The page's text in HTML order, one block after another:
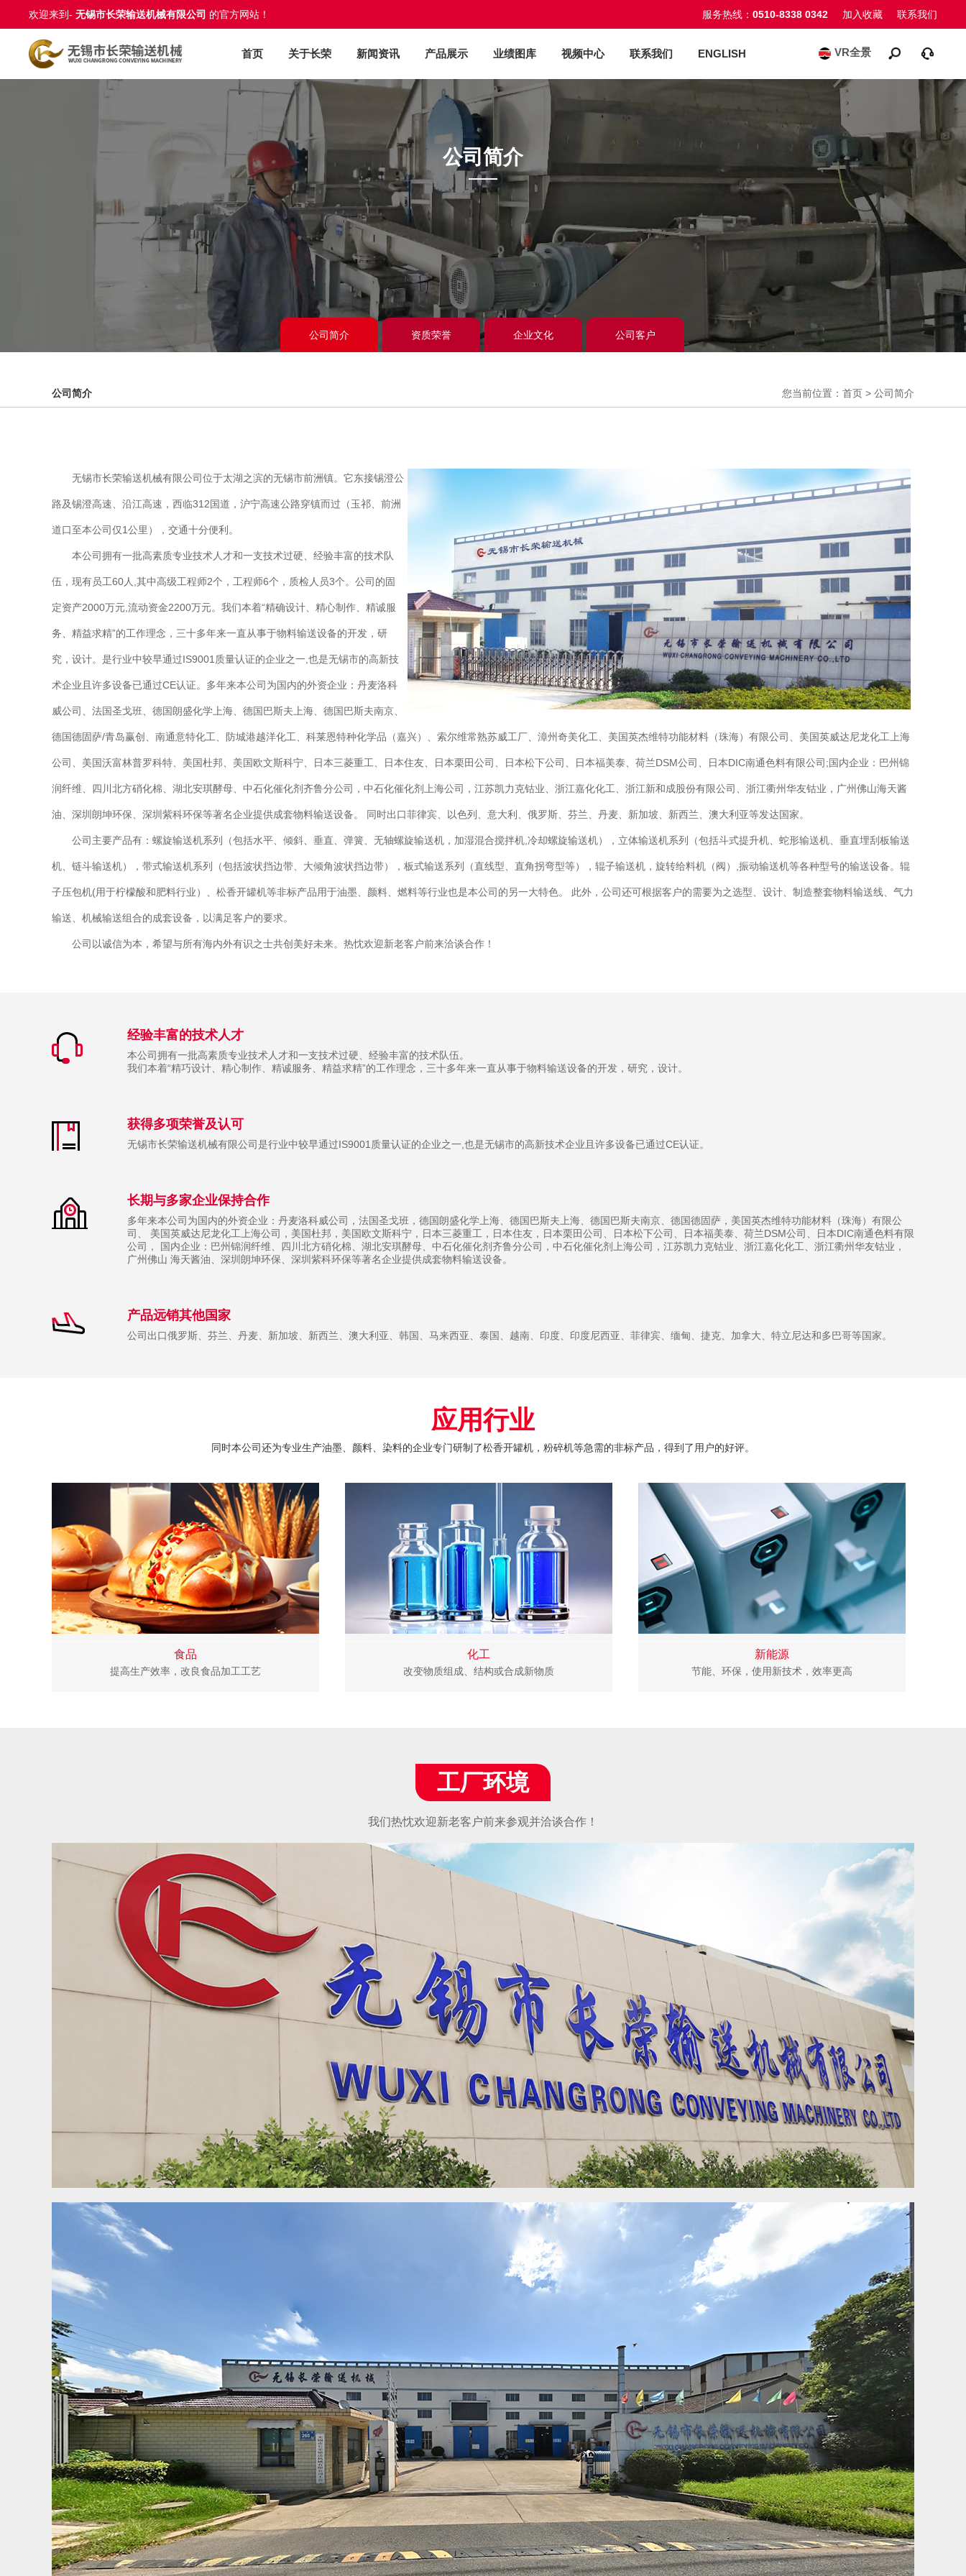
欢迎来到- 无锡市长荣输送机械有限公司 的官方网站！ 服务热线： 0510-8338 0342 加入收藏 联系我们
VR全景
首页 关于长荣 新闻资讯 产品展示 业绩图库 视频中心 联系我们 ENGLISH
公司简介
公司简介 资质荣誉 企业文化 公司客户
公司简介 您当前位置：首页 > 公司简介
无锡市长荣输送机械有限公司位于太湖之滨的无锡市前洲镇。它东接锡澄公
路及锡澄高速、沿江高速，西临312国道，沪宁高速公路穿镇而过（玉祁、前洲
道口至本公司仅1公里），交通十分便利。
本公司拥有一批高素质专业技术人才和一支技术过硬、经验丰富的技术队
伍，现有员工60人,其中高级工程师2个，工程师6个，质检人员3个。公司的固
定资产2000万元,流动资金2200万元。我们本着“精确设计、精心制作、精诚服
务、精益求精”的工作理念，三十多年来一直从事于物料输送设备的开发，研
究，设计。是行业中较早通过IS9001质量认证的企业之一,也是无锡市的高新技
术企业且许多设备已通过CE认证。多年来本公司为国内的外资企业：丹麦洛科
威公司、法国圣戈班、德国朗盛化学上海、德国巴斯夫上海、德国巴斯夫南京、
德国德固萨/青岛赢创、南通意特化工、防城港越洋化工、科莱恩特种化学品（嘉兴）、索尔维常熟苏威工厂、漳州奇美化工、美国英杰维特功能材料（珠海）有限公司、美国英威达尼龙化工上海
公司、美国沃富林普罗科特、美国杜邦、美国欧文斯科宁、日本三菱重工、日本住友、日本栗田公司、日本松下公司、日本福美泰、荷兰DSM公司、日本DIC南通色料有限公司;国内企业：巴州锦
润纤维、四川北方硝化棉、湖北安琪酵母、中石化催化剂齐鲁分公司，中石化催化剂上海公司，江苏凯力克钴业、浙江嘉化化工、浙江新和成股份有限公司、浙江衢州华友钴业，广州佛山海天酱
油、深圳朗坤环保、深圳紫科环保等著名企业提供成套物料输送设备。 同时出口菲律宾、以色列、意大利、俄罗斯、芬兰、丹麦、新加坡、新西兰、澳大利亚等发达国家。
公司主要产品有：螺旋输送机系列（包括水平、倾斜、垂直、弹簧、无轴螺旋输送机，加湿混合搅拌机,冷却螺旋输送机），立体输送机系列（包括斗式提升机、蛇形输送机、垂直埋刮板输送
机、链斗输送机），带式输送机系列（包括波状挡边带、大倾角波状挡边带），板式输送系列（直线型、直角拐弯型等），辊子输送机，旋转给料机（阀）,振动输送机等各种型号的输送设备。辊
子压包机(用于柠檬酸和肥料行业）、松香开罐机等非标产品用于油墨、颜料、燃料等行业也是本公司的另一大特色。 此外，公司还可根据客户的需要为之选型、设计、制造整套物料输送线、气力
输送、机械输送组合的成套设备，以满足客户的要求。
公司以诚信为本，希望与所有海内外有识之士共创美好未来。热忱欢迎新老客户前来洽谈合作！
经验丰富的技术人才
本公司拥有一批高素质专业技术人才和一支技术过硬、经验丰富的技术队伍。
我们本着“精巧设计、精心制作、精诚服务、精益求精”的工作理念，三十多年来一直从事于物料输送设备的开发，研究，设计。
获得多项荣誉及认可
无锡市长荣输送机械有限公司是行业中较早通过IS9001质量认证的企业之一,也是无锡市的高新技术企业且许多设备已通过CE认证。
长期与多家企业保持合作
多年来本公司为国内的外资企业：丹麦洛科威公司，法国圣戈班，德国朗盛化学上海、德国巴斯夫上海、德国巴斯夫南京、德国德固萨，美国英杰维特功能材料（珠海）有限公
司、 美国英威达尼龙化工上海公司，美国杜邦，美国欧文斯科宁，日本三菱重工，日本住友，日本栗田公司、日本松下公司、日本福美泰、荷兰DSM公司、日本DIC南通色料有限
公司， 国内企业：巴州锦润纤维、四川北方硝化棉、湖北安琪酵母、中石化催化剂齐鲁分公司，中石化催化剂上海公司，江苏凯力克钴业、浙江嘉化化工、浙江衢州华友钴业，
广州佛山 海天酱油、深圳朗坤环保、深圳紫科环保等著名企业提供成套物料输送设备。
产品远销其他国家
公司出口俄罗斯、芬兰、丹麦、新加坡、新西兰、澳大利亚、韩国、马来西亚、泰国、越南、印度、印度尼西亚、菲律宾、缅甸、捷克、加拿大、特立尼达和多巴哥等国家。
应用行业
同时本公司还为专业生产油墨、颜料、染料的企业专门研制了松香开罐机，粉碎机等急需的非标产品，得到了用户的好评。
食品
提高生产效率，改良食品加工工艺
化工
改变物质组成、结构或合成新物质
新能源
节能、环保，使用新技术，效率更高
工厂环境
我们热忱欢迎新老客户前来参观并洽谈合作！